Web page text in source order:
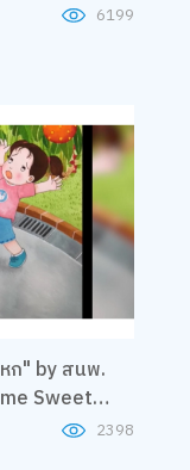
6199
ก" by สนพ.
Sweet
2398